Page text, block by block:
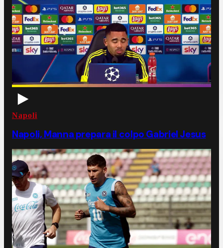
Napoli
Napoli, Manna prepara il colpo Gabriel Jesus